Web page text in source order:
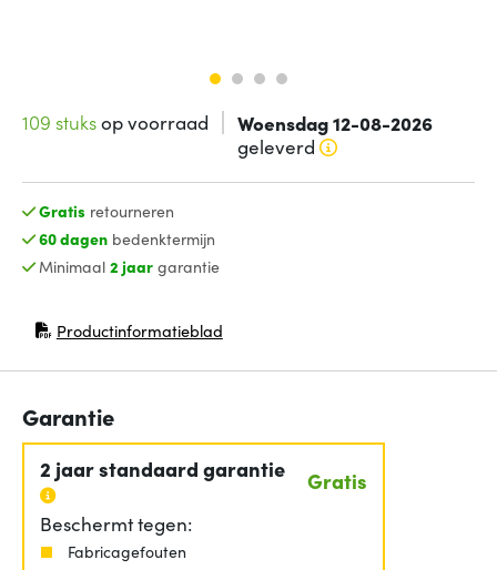
109 stuksop voorraad Woensdag 12-08-2026
geleverd
Gratis retourneren
60 dagenbedenktermijn
Minimaal 2 jaargarantie
Productinformatieblad
(opent in nieuw venster)
Garantie
2 jaar standaard garantie Gratis
Beschermt tegen:
Fabricagefouten